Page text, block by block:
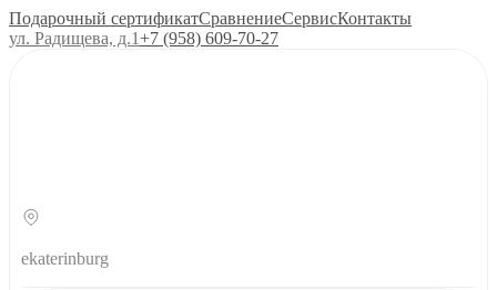
Подарочный сертификатСравнениеСервисКонтакты
ул. Радищева, д.1+7 (958) 609‑70‑27
ekaterinburg